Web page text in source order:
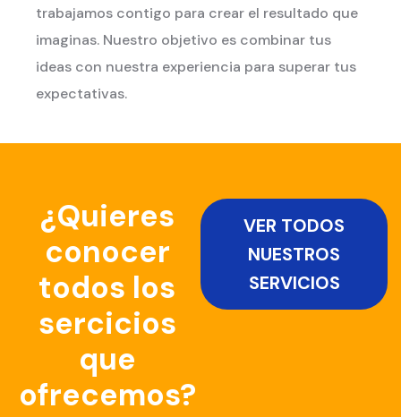
trabajamos contigo para crear el resultado que
imaginas. Nuestro objetivo es combinar tus
ideas con nuestra experiencia para superar tus
expectativas.
¿Quieres
conocer
todos los
sercicios
que
ofrecemos?
VER TODOS
NUESTROS
SERVICIOS